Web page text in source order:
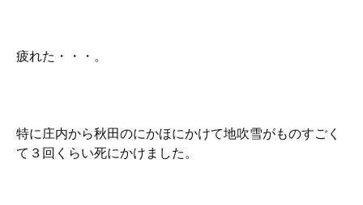
疲れた・・・。
特に庄内から秋田のにかほにかけて地吹雪がものすごく
て３回くらい死にかけました。